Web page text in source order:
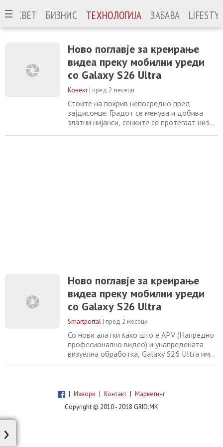
СВЕТ БИЗНИС ТЕХНОЛОГИЈА ЗАБАВА
Ново поглавје за креирање
видеа преку мобилни уреди
со Galaxy S26 Ultra
Конект | пред 2 месеци
Стоите на покрив непосредно пред
зајдисонце. Градот се менува и добива
златни нијанси, сенките се протегаат низ
Ново поглавје за креирање
видеа преку мобилни уреди
со Galaxy S26 Ultra
Smartportal | пред 2 месеци
Со нови алатки како што е APV (Напредно
професионално видео) и унапредената
визуелна обработка, Galaxy S26 Ultra им
| Извори | Контакт | Маркетинг
Copyright © 2010 - 2018 GRID.MK
›